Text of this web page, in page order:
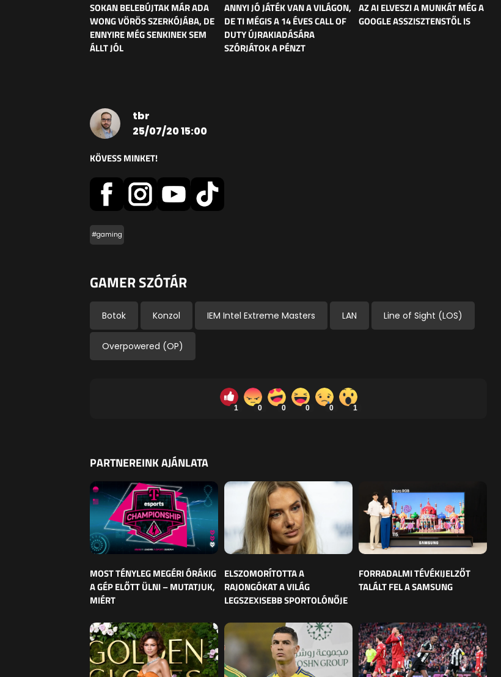
SOKAN BELEBÚJTAK MÁR ADA
WONG VÖRÖS SZERKÓJÁBA, DE
ENNYIRE MÉG SENKINEK SEM
ÁLLT JÓL
ANNYI JÓ JÁTÉK VAN A VILÁGON,
DE TI MÉGIS A 14 ÉVES CALL OF
DUTY ÚJRAKIADÁSÁRA
SZÓRJÁTOK A PÉNZT
AZ AI ELVESZI A MUNKÁT MÉG A
GOOGLE ASSZISZTENSTŐL IS
tbr
25/07/20 15:00
KÖVESS MINKET!
#gaming
GAMER SZÓTÁR
Botok Konzol IEM Intel Extreme Masters LAN Line of Sight (LOS)
Overpowered (OP)
1 0 0 0 0 1
PARTNEREINK AJÁNLATA
MOST TÉNYLEG MEGÉRI ÓRÁKIG
A GÉP ELŐTT ÜLNI – MUTATJUK,
MIÉRT
ELSZOMORÍTOTTA A
RAJONGÓKAT A VILÁG
LEGSZEXISEBB SPORTOLÓNŐJE
FORRADALMI TÉVÉKIJELZŐT
TALÁLT FEL A SAMSUNG